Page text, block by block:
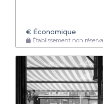
€ Économique
Établissement non